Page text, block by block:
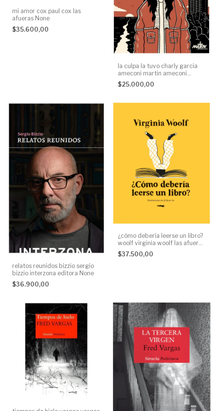
mi amor cox paul cox las
afueras None
$35.600,00
la culpa la tuvo charly garcia
ameconi martin ameconi
maten al mensajero None
$25.000,00
relatos reunidos bizzio sergio
bizzio interzona editora None
$36.900,00
¿cómo debería leerse un libro?
woolf virginia woolf las afueras
None
$37.500,00